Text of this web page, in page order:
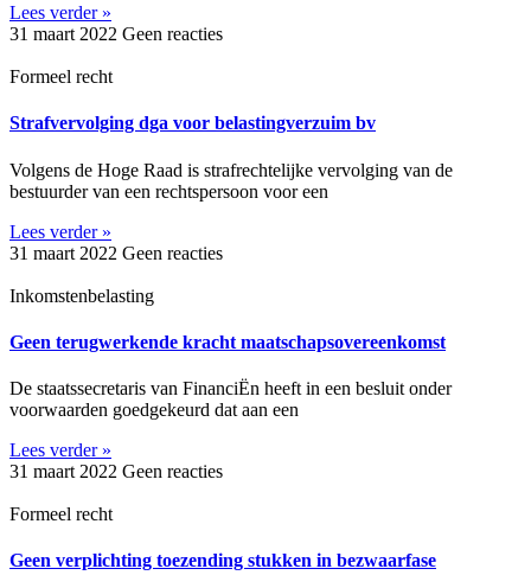
Lees verder »
31 maart 2022 Geen reacties
Formeel recht
Strafvervolging dga voor belastingverzuim bv
Volgens de Hoge Raad is strafrechtelijke vervolging van de
bestuurder van een rechtspersoon voor een
Lees verder »
31 maart 2022 Geen reacties
Inkomstenbelasting
Geen terugwerkende kracht maatschapsovereenkomst
De staatssecretaris van FinanciËn heeft in een besluit onder
voorwaarden goedgekeurd dat aan een
Lees verder »
31 maart 2022 Geen reacties
Formeel recht
Geen verplichting toezending stukken in bezwaarfase